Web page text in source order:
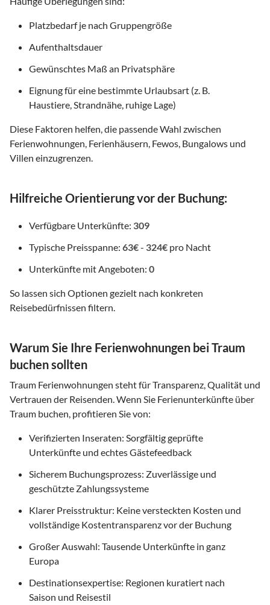
Platzbedarf je nach Gruppengröße
Aufenthaltsdauer
Gewünschtes Maß an Privatsphäre
Eignung für eine bestimmte Urlaubsart (z. B.
Haustiere, Strandnähe, ruhige Lage)
Diese Faktoren helfen, die passende Wahl zwischen
Ferienwohnungen, Ferienhäusern, Fewos, Bungalows und
Villen einzugrenzen.
Hilfreiche Orientierung vor der Buchung:
Verfügbare Unterkünfte: 309
Typische Preisspanne: 63€- 324€ pro Nacht
Unterkünfte mit Angeboten: 0
So lassen sich Optionen gezielt nach konkreten
Reisebedürfnissen filtern.
Warum Sie Ihre Ferienwohnungen bei Traum
buchen sollten
Traum Ferienwohnungen steht für Transparenz, Qualität und
Vertrauen der Reisenden. Wenn Sie Ferienunterkünfte über
Traum buchen, profitieren Sie von:
Verifizierten Inseraten: Sorgfältig geprüfte
Unterkünfte und echtes Gästefeedback
Sicherem Buchungsprozess: Zuverlässige und
geschützte Zahlungssysteme
Klarer Preisstruktur: Keine versteckten Kosten und
vollständige Kostentransparenz vor der Buchung
Großer Auswahl: Tausende Unterkünfte in ganz
Europa
Destinationsexpertise: Regionen kuratiert nach
Saison und Reisestil